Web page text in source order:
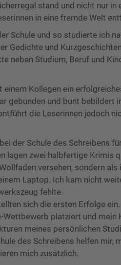
stand und nicht nur in
in eine fremde Welt
Schule und so studierte ich
Gedichte und
neben Studium, Beruf und
Kollegen ein
gebunden und bunt bebildert
die Leserinnen jedoch
der Schule des Schreibens
lagen zwei halbfertige Krimis
versehen, sondern als
Laptop. Ich kam nicht
fehlte.
sich die ersten Erfolge
Wettbewerb platziert und mein
meines persönlichen
des Schreibens helfen mir,
mich zusätzlich.